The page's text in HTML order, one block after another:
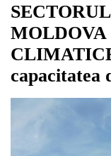
capacitatea